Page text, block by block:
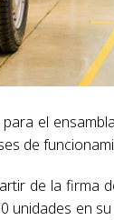
el
de
de la firma
unidades en